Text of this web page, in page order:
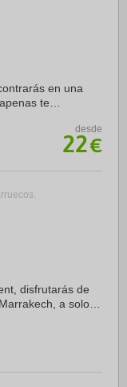
en una
te
desde
22€
disfrutarás de
a solo 5